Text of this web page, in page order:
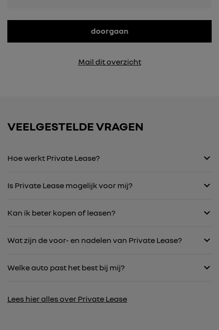
doorgaan
Mail dit overzicht
VEELGESTELDE VRAGEN
Hoe werkt Private Lease?
Is Private Lease mogelijk voor mij?
Kan ik beter kopen of leasen?
Wat zijn de voor- en nadelen van Private Lease?
Welke auto past het best bij mij?
Lees hier alles over Private Lease